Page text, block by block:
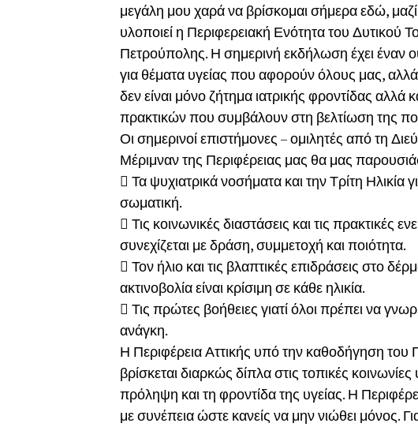
μεγάλη μου χαρά να βρίσκομαι σήμερα εδώ,
υλοποιεί η Περιφερειακή Ενότητα του
Πετρούπολης. Η σημερινή εκδήλωση έχει έναν
για θέματα υγείας που αφορούν όλους μας,
δεν είναι μόνο ζήτημα ιατρικής φροντίδας
πρακτικών που συμβάλουν στη βελτίωση της
Οι σημερινοί επιστήμονες – ομιλητές από τη
Μέριμναν της Περιφέρειας μας θα μας
 Τα ψυχιατρικά νοσήματα και την Τρίτη Ηλικία
σωματική.
 Τις κοινωνικές διαστάσεις και τις πρακτικές
συνεχίζεται με δράση, συμμετοχή και ποιότητα.
 Τον ήλιο και τις βλαπτικές επιδράσεις στο
ακτινοβολία είναι κρίσιμη σε κάθε ηλικία.
 Τις πρώτες βοήθειες γιατί όλοι πρέπει να
ανάγκη.
Η Περιφέρεια Αττικής υπό την καθοδήγηση του
βρίσκεται διαρκώς δίπλα στις τοπικές
πρόληψη και τη φροντίδα της υγείας. Η
με συνέπεια ώστε κανείς να μην νιώθει μόνος.